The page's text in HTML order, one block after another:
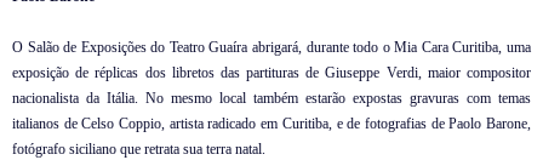
O Salão de Exposições do Teatro Guaíra abrigará, durante todo o Mia Cara Curitiba, uma
exposição de réplicas dos libretos das partituras de Giuseppe Verdi, maior compositor
nacionalista da Itália. No mesmo local também estarão expostas gravuras com temas
italianos de Celso Coppio, artista radicado em Curitiba, e de fotografias de Paolo Barone,
fotógrafo siciliano que retrata sua terra natal.